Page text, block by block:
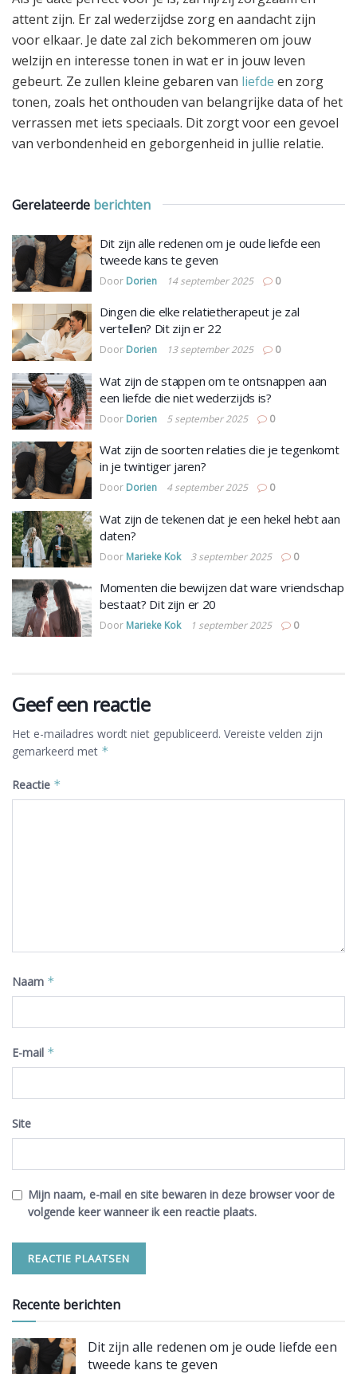
attent zijn. Er zal wederzijdse zorg en aandacht zijn
voor elkaar. Je date zal zich bekommeren om jouw
welzijn en interesse tonen in wat er in jouw leven
gebeurt. Ze zullen kleine gebaren van liefde en zorg
tonen, zoals het onthouden van belangrijke data of het
verrassen met iets speciaals. Dit zorgt voor een gevoel
van verbondenheid en geborgenheid in jullie relatie.
Gerelateerde berichten
Dit zijn alle redenen om je oude liefde een
tweede kans te geven
Door Dorien 14 september 2025 0
Dingen die elke relatietherapeut je zal
vertellen? Dit zijn er 22
Door Dorien 13 september 2025 0
Wat zijn de stappen om te ontsnappen aan
een liefde die niet wederzijds is?
Door Dorien 5 september 2025 0
Wat zijn de soorten relaties die je tegenkomt
in je twintiger jaren?
Door Dorien 4 september 2025 0
Wat zijn de tekenen dat je een hekel hebt aan
daten?
Door Marieke Kok 3 september 2025 0
Momenten die bewijzen dat ware vriendschap
bestaat? Dit zijn er 20
Door Marieke Kok 1 september 2025 0
Geef een reactie
Het e-mailadres wordt niet gepubliceerd. Vereiste velden zijn
gemarkeerd met *
Reactie *
Naam *
E-mail *
Site
Mijn naam, e-mail en site bewaren in deze browser voor de
volgende keer wanneer ik een reactie plaats.
Recente berichten
Dit zijn alle redenen om je oude liefde een
tweede kans te geven